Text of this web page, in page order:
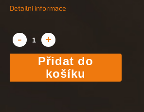
Přidat do
košíku
Detailní informace